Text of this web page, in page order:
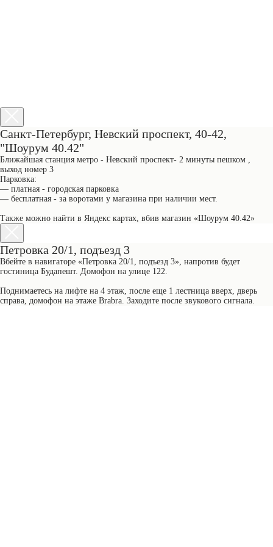
МОСКВА
Петровка 20/1, подъезд 3
12:00 — 21:00
без выходных
КАК НАС НАЙТИ
+7 (999) 865-85-86
Уточнить наличие в наших магазинах можно
позвонив по номерам телефонов:
Санкт-Петербург, Невский проспект, 40-42,
"Шоурум 40.42"
Ближайшая станция метро - Невский проспект- 2 минуты пешком ,
выход номер 3
Парковка:
— платная - городская парковка
— бесплатная - за воротами у магазина при наличии мест.
Также можно найти в Яндекс картах, вбив магазин «Шоурум 40.42»
Петровка 20/1, подъезд 3
Вбейте в навигаторе «Петровка 20/1, подъезд 3», напротив будет
гостиница Будапешт. Домофон на улице 122.
Поднимаетесь на лифте на 4 этаж, после еще 1 лестница вверх, дверь
справа, домофон на этаже Brabra. Заходите после звукового сигнала.